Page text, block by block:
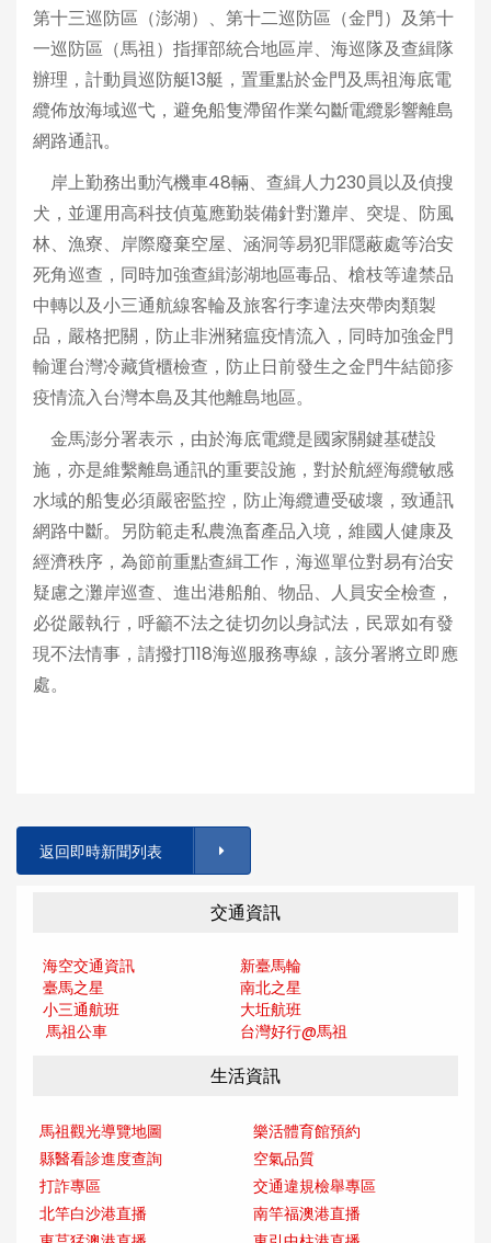
第十三巡防區（澎湖）、第十二巡防區（金門）及第十
一巡防區（馬祖）指揮部統合地區岸、海巡隊及查緝隊
辦理，計動員巡防艇13艇，置重點於金門及馬祖海底電
纜佈放海域巡弋，避免船隻滯留作業勾斷電纜影響離島
網路通訊。
岸上勤務出動汽機車48輛、查緝人力230員以及偵搜
犬，並運用高科技偵蒐應勤裝備針對灘岸、突堤、防風
林、漁寮、岸際廢棄空屋、涵洞等易犯罪隱蔽處等治安
死角巡查，同時加強查緝澎湖地區毒品、槍枝等違禁品
中轉以及小三通航線客輪及旅客行李違法夾帶肉類製
品，嚴格把關，防止非洲豬瘟疫情流入，同時加強金門
輸運台灣冷藏貨櫃檢查，防止日前發生之金門牛結節疹
疫情流入台灣本島及其他離島地區。
金馬澎分署表示，由於海底電纜是國家關鍵基礎設
施，亦是維繫離島通訊的重要設施，對於航經海纜敏感
水域的船隻必須嚴密監控，防止海纜遭受破壞，致通訊
網路中斷。另防範走私農漁畜產品入境，維國人健康及
經濟秩序，為節前重點查緝工作，海巡單位對易有治安
疑慮之灘岸巡查、進出港船舶、物品、人員安全檢查，
必從嚴執行，呼籲不法之徒切勿以身試法，民眾如有發
現不法情事，請撥打118海巡服務專線，該分署將立即應
處。
返回即時新聞列表
交通資訊
海空交通資訊
新臺馬輪
臺馬之星
南北之星
小三通航班
大坵航班
馬祖公車
台灣好行@馬祖
生活資訊
馬祖觀光導覽地圖
樂活體育館預約
縣醫看診進度查詢
空氣品質
打詐專區
交通違規檢舉專區
北竿白沙港直播
南竿福澳港直播